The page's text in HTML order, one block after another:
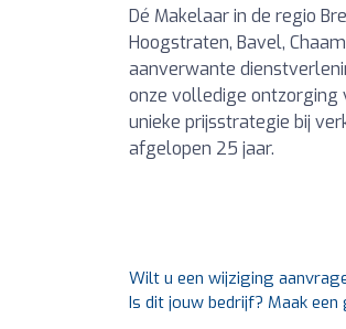
Dé Makelaar in de regio
Hoogstraten, Bavel,
aanverwante
onze volledige ontzorging
unieke prijsstrategie bij
afgelopen 25 jaar.
Wilt u een wijziging
Is dit jouw bedrijf? Maak